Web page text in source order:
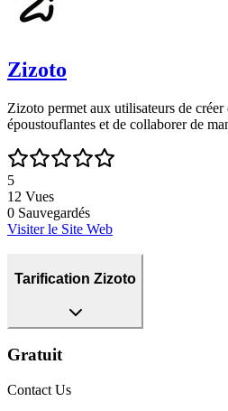
Zizoto
Zizoto permet aux utilisateurs de créer
époustouflantes et de collaborer de
5
12 Vues
0 Sauvegardés
Visiter le Site Web
Tarification Zizoto
Gratuit
Contact Us